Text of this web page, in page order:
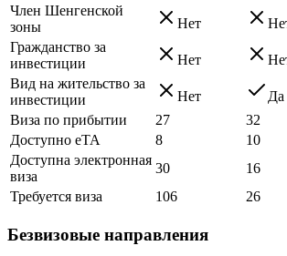
Член Шенгенской
зоны
Нет
Гражданство за
инвестиции
Нет
Вид на жительство за
инвестиции
Нет
Да
Виза по прибытии
27
32
Доступно eTA
8
10
Доступна электронная
виза
30
16
Требуется виза
106 26
Безвизовые направления